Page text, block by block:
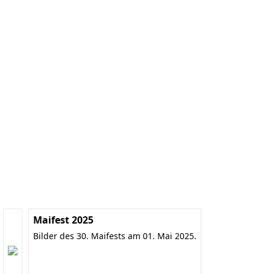
Maifest 2025
Bilder des 30. Maifests am 01. Mai 2025.